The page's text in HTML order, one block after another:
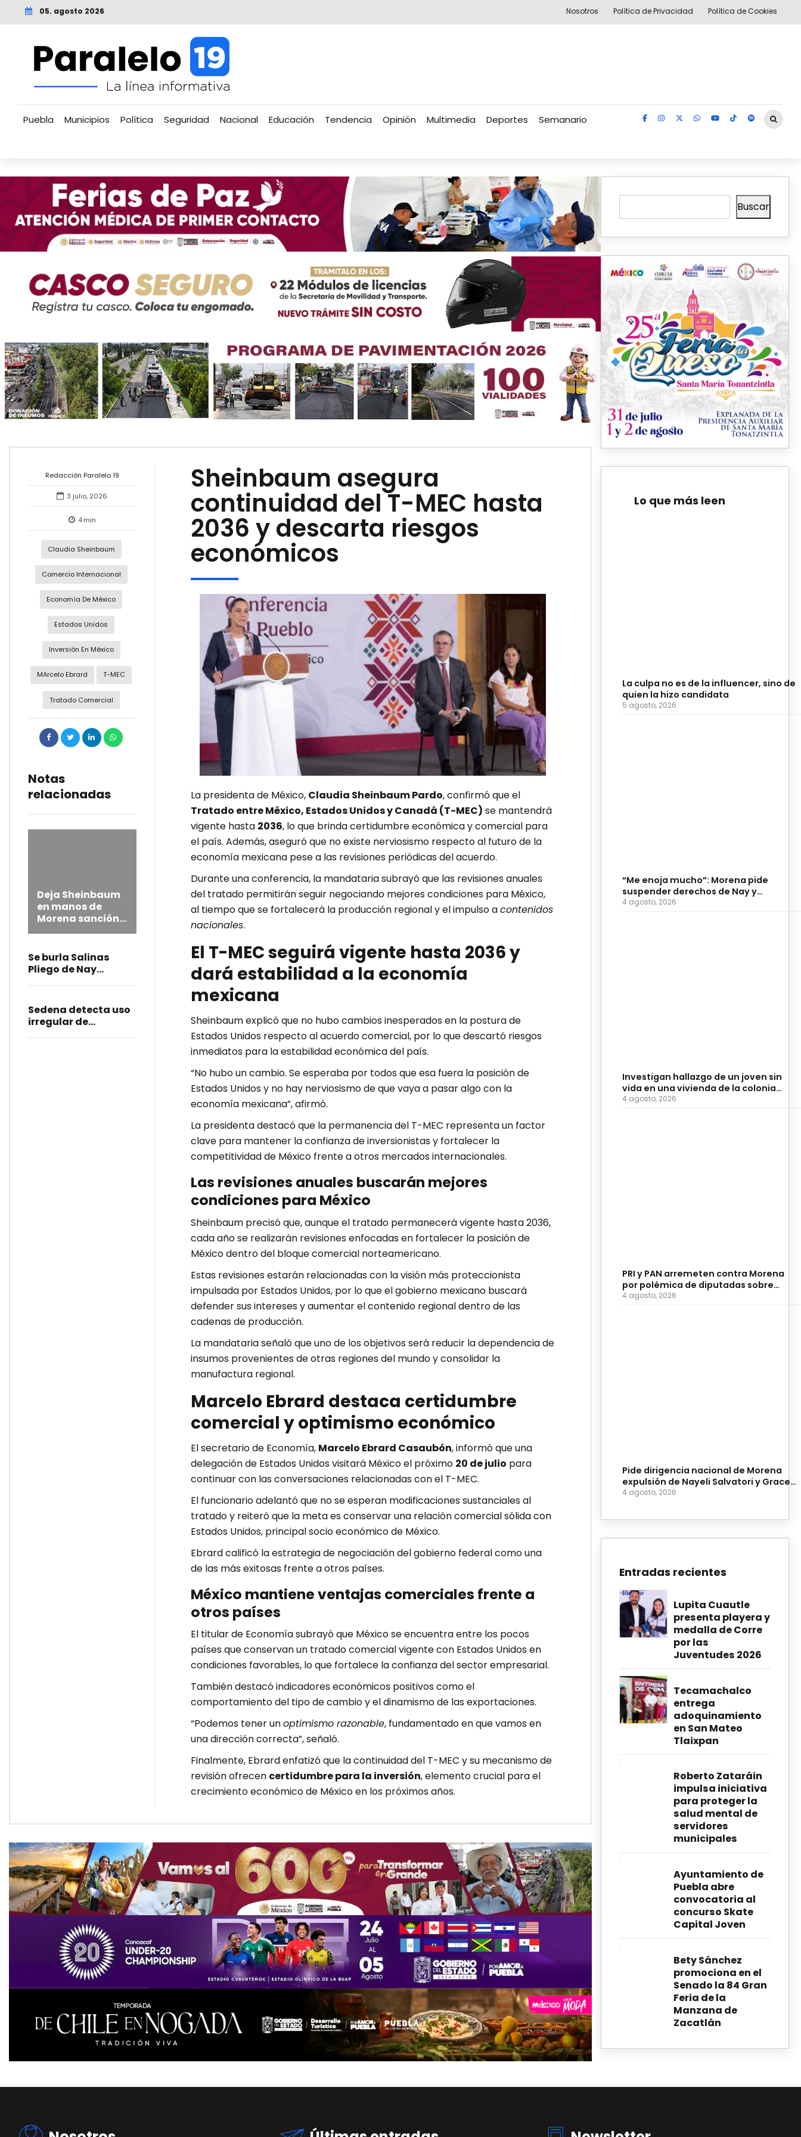
05. agosto 2026 Nosotros Política de Privacidad Política de Cookies
Puebla Municipios Política Seguridad Nacional Educación Tendencia Opinión Multimedia Deportes Semanario
Redacción Paralelo 19
3 julio, 2026
4 min
Claudia Sheinbaum
Comercio Internacional
Economía De México
Estados Unidos
Inversión En México
MArcelo Ebrard T-MEC
Tratado Comercial
Notas
relacionadas
Deja Sheinbaum
en manos de
Morena sanción
a diputadas
condena burlas
Se burla Salinas
Pliego de Nay
Sedena detecta uso
irregular de
Sheinbaum asegura
continuidad del T-MEC hasta
2036 y descarta riesgos
económicos
La presidenta de México, Claudia Sheinbaum Pardo, confirmó que el
Tratado entre México, Estados Unidos y Canadá (T-MEC) se mantendrá
vigente hasta 2036, lo que brinda certidumbre económica y comercial para
el país. Además, aseguró que no existe nerviosismo respecto al futuro de la
economía mexicana pese a las revisiones periódicas del acuerdo.
Durante una conferencia, la mandataria subrayó que las revisiones anuales
del tratado permitirán seguir negociando mejores condiciones para México,
al tiempo que se fortalecerá la producción regional y el impulso acontenidos
nacionales.
El T-MEC seguirá vigente hasta 2036 y
dará estabilidad a la economía
mexicana
Sheinbaum explicó que no hubo cambios inesperados en la postura de
Estados Unidos respecto al acuerdo comercial, por lo que descartó riesgos
inmediatos para la estabilidad económica del país.
“No hubo un cambio. Se esperaba por todos que esa fuera la posición de
Estados Unidos y no hay nerviosismo de que vaya a pasar algo con la
economía mexicana”, afirmó.
La presidenta destacó que la permanencia del T-MEC representa un factor
clave para mantener la confianza de inversionistas y fortalecer la
competitividad de México frente a otros mercados internacionales.
Las revisiones anuales buscarán mejores
condiciones para México
Sheinbaum precisó que, aunque el tratado permanecerá vigente hasta 2036,
cada año se realizarán revisiones enfocadas en fortalecer la posición de
México dentro del bloque comercial norteamericano.
Estas revisiones estarán relacionadas con la visión más proteccionista
impulsada por Estados Unidos, por lo que el gobierno mexicano buscará
defender sus intereses y aumentar el contenido regional dentro de las
cadenas de producción.
La mandataria señaló que uno de los objetivos será reducir la dependencia de
insumos provenientes de otras regiones del mundo y consolidar la
manufactura regional.
Marcelo Ebrard destaca certidumbre
comercial y optimismo económico
El secretario de Economía, Marcelo Ebrard Casaubón, informó que una
delegación de Estados Unidos visitará México el próximo 20 de julio para
continuar con las conversaciones relacionadas con el T-MEC.
El funcionario adelantó que no se esperan modificaciones sustanciales al
tratado y reiteró que la meta es conservar una relación comercial sólida con
Estados Unidos, principal socio económico de México.
Ebrard calificó la estrategia de negociación del gobierno federal como una
de las más exitosas frente a otros países.
México mantiene ventajas comerciales frente a
otros países
El titular de Economía subrayó que México se encuentra entre los pocos
países que conservan un tratado comercial vigente con Estados Unidos en
condiciones favorables, lo que fortalece la confianza del sector empresarial.
También destacó indicadores económicos positivos como el
comportamiento del tipo de cambio y el dinamismo de las exportaciones.
“Podemos tener unoptimismo razonable, fundamentado en que vamos en
una dirección correcta”, señaló.
Finalmente, Ebrard enfatizó que la continuidad del T-MEC y su mecanismo de
revisión ofrecen certidumbre para la inversión, elemento crucial para el
crecimiento económico de México en los próximos años.
Buscar
Lo que más leen
La culpa no es de la influencer, sino de
quien la hizo candidata
5 agosto, 2026
“Me enoja mucho”: Morena pide
suspender derechos de Nay y
Palomares
4 agosto, 2026
Investigan hallazgo de un joven sin
vida en una vivienda de la colonia
Hidalgo
4 agosto, 2026
PRI y PAN arremeten contra Morena
por polémica de diputadas sobre
adultos mayores
4 agosto, 2026
Pide dirigencia nacional de Morena
expulsión de Nayeli Salvatori y Grace
Palomares
4 agosto, 2026
Entradas recientes
Lupita Cuautle
presenta playera y
medalla de Corre
por las
Juventudes 2026
Tecamachalco
entrega
adoquinamiento
en San Mateo
Tlaixpan
Roberto Zataráin
impulsa iniciativa
para proteger la
salud mental de
servidores
municipales
Ayuntamiento de
Puebla abre
convocatoria al
concurso Skate
Capital Joven
Bety Sánchez
promociona en el
Senado la 84 Gran
Feria de la
Manzana de
Zacatlán